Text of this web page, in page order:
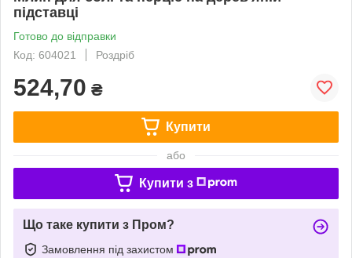
підставці
Готово до відправки
Код: 604021
Роздріб
524,70 ₴
Купити
або
Купити з
Що таке купити з Пром?
Замовлення під захистом